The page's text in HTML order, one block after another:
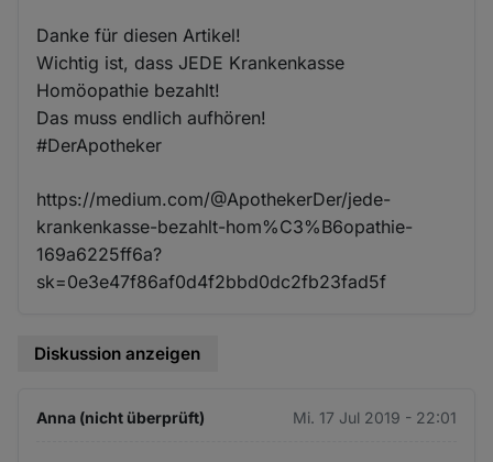
Danke für diesen Artikel!
Wichtig ist, dass JEDE Krankenkasse
Homöopathie bezahlt!
Das muss endlich aufhören!
#DerApotheker
https://medium.com/@ApothekerDer/jede-
krankenkasse-bezahlt-hom%C3%B6opathie-
169a6225ff6a?
sk=0e3e47f86af0d4f2bbd0dc2fb23fad5f
Diskussion anzeigen
Anna (nicht überprüft) Mi. 17 Jul 2019 - 22:01